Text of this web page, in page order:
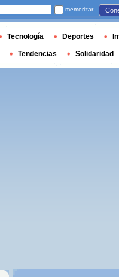
memorizar
Tecnología Deportes
Tendencias Solidaridad